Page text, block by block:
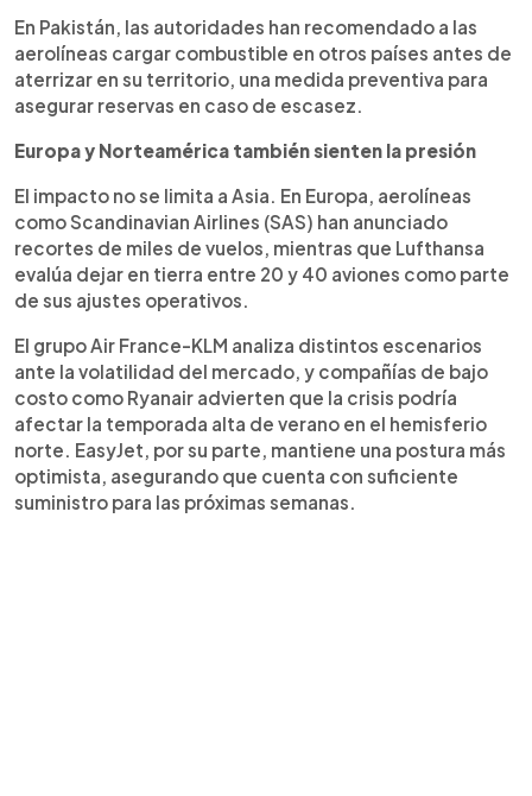
En Pakistán, las autoridades han recomendado a las
aerolíneas cargar combustible en otros países antes de
aterrizar en su territorio, una medida preventiva para
asegurar reservas en caso de escasez.
Europa y Norteamérica también sienten la presión
El impacto no se limita a Asia. En Europa, aerolíneas
como Scandinavian Airlines (SAS) han anunciado
recortes de miles de vuelos, mientras que Lufthansa
evalúa dejar en tierra entre 20 y 40 aviones como parte
de sus ajustes operativos.
El grupo Air France-KLM analiza distintos escenarios
ante la volatilidad del mercado, y compañías de bajo
costo como Ryanair advierten que la crisis podría
afectar la temporada alta de verano en el hemisferio
norte. EasyJet, por su parte, mantiene una postura más
optimista, asegurando que cuenta con suficiente
suministro para las próximas semanas.